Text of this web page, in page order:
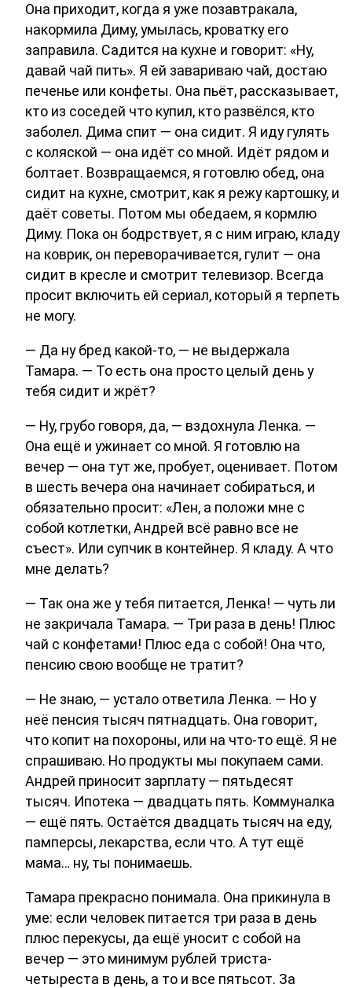
Она приходит, когда я уже позавтракала,
накормила Диму, умылась, кроватку его
заправила. Садится на кухне и говорит: «Ну,
давай чай пить». Я ей завариваю чай, достаю
печенье или конфеты. Она пьёт, рассказывает,
кто из соседей что купил, кто развёлся, кто
заболел. Дима спит — она сидит. Я иду гулять
с коляской — она идёт со мной. Идёт рядом и
болтает. Возвращаемся, я готовлю обед, она
сидит на кухне, смотрит, как я режу картошку, и
даёт советы. Потом мы обедаем, я кормлю
Диму. Пока он бодрствует, я с ним играю, кладу
на коврик, он переворачивается, гулит — она
сидит в кресле и смотрит телевизор. Всегда
просит включить ей сериал, который я терпеть
не могу.
— Да ну бред какой-то, — не выдержала
Тамара. — То есть она просто целый день у
тебя сидит и жрёт?
— Ну, грубо говоря, да, — вздохнула Ленка. —
Она ещё и ужинает со мной. Я готовлю на
вечер — она тут же, пробует, оценивает. Потом
в шесть вечера она начинает собираться, и
обязательно просит: «Лен, а положи мне с
собой котлетки, Андрей всё равно все не
съест». Или супчик в контейнер. Я кладу. А что
мне делать?
— Так она же у тебя питается, Ленка! — чуть ли
не закричала Тамара. — Три раза в день! Плюс
чай с конфетами! Плюс еда с собой! Она что,
пенсию свою вообще не тратит?
— Не знаю, — устало ответила Ленка. — Но у
неё пенсия тысяч пятнадцать. Она говорит,
что копит на похороны, или на что-то ещё. Я не
спрашиваю. Но продукты мы покупаем сами.
Андрей приносит зарплату — пятьдесят
тысяч. Ипотека — двадцать пять. Коммуналка
— ещё пять. Остаётся двадцать тысяч на еду,
памперсы, лекарства, если что. А тут ещё
мама… ну, ты понимаешь.
Тамара прекрасно понимала. Она прикинула в
уме: если человек питается три раза в день
плюс перекусы, да ещё уносит с собой на
вечер — это минимум рублей триста-
четыреста в день, а то и все пятьсот. За